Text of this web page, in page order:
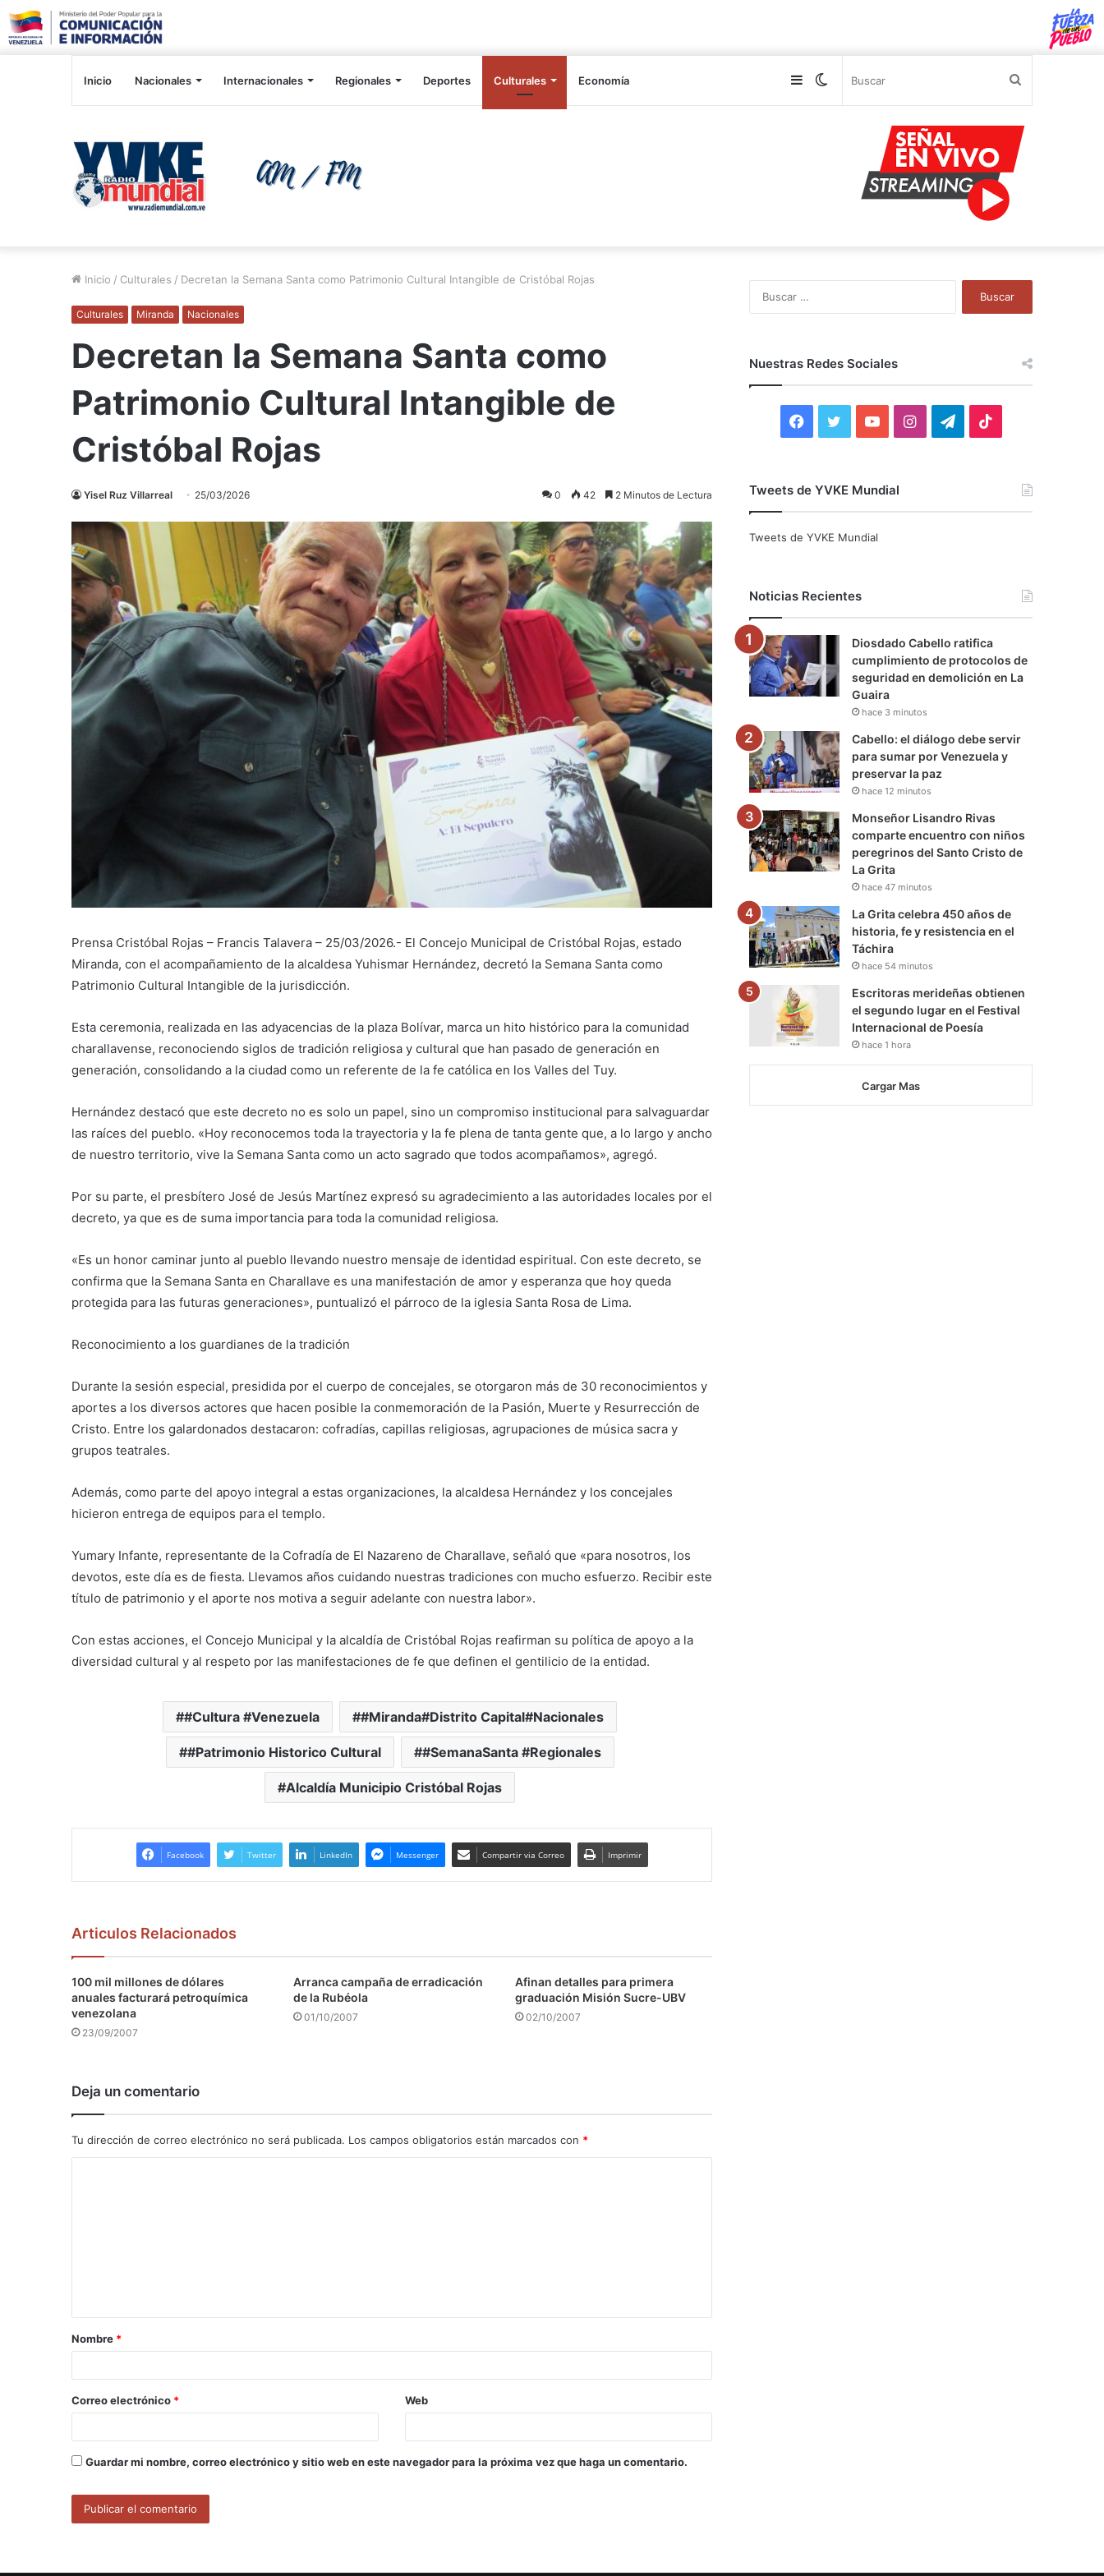
Inicio Nacionales Internacionales Regionales Deportes Culturales Economía Switch
Sidebar
Inicio / Culturales / Decretan la Semana Santa como Patrimonio Cultural Intangible de Cristóbal Rojas
Culturales Miranda Nacionales
Decretan la Semana Santa como
Patrimonio Cultural Intangible de
Cristóbal Rojas
Yisel Ruz Villarreal 25/03/2026 0 42 2 Minutos de Lectura
Prensa Cristóbal Rojas – Francis Talavera – 25/03/2026.- El Concejo Municipal de Cristóbal Rojas, estado
Miranda, con el acompañamiento de la alcaldesa Yuhismar Hernández, decretó la Semana Santa como
Patrimonio Cultural Intangible de la jurisdicción.
Esta ceremonia, realizada en las adyacencias de la plaza Bolívar, marca un hito histórico para la comunidad
charallavense, reconociendo siglos de tradición religiosa y cultural que han pasado de generación en
generación, consolidando a la ciudad como un referente de la fe católica en los Valles del Tuy.
Hernández destacó que este decreto no es solo un papel, sino un compromiso institucional para salvaguardar
las raíces del pueblo. «Hoy reconocemos toda la trayectoria y la fe plena de tanta gente que, a lo largo y ancho
de nuestro territorio, vive la Semana Santa como un acto sagrado que todos acompañamos», agregó.
Por su parte, el presbítero José de Jesús Martínez expresó su agradecimiento a las autoridades locales por el
decreto, ya que es de suma importancia para toda la comunidad religiosa.
«Es un honor caminar junto al pueblo llevando nuestro mensaje de identidad espiritual. Con este decreto, se
confirma que la Semana Santa en Charallave es una manifestación de amor y esperanza que hoy queda
protegida para las futuras generaciones», puntualizó el párroco de la iglesia Santa Rosa de Lima.
Reconocimiento a los guardianes de la tradición
Durante la sesión especial, presidida por el cuerpo de concejales, se otorgaron más de 30 reconocimientos y
aportes a los diversos actores que hacen posible la conmemoración de la Pasión, Muerte y Resurrección de
Cristo. Entre los galardonados destacaron: cofradías, capillas religiosas, agrupaciones de música sacra y
grupos teatrales.
Además, como parte del apoyo integral a estas organizaciones, la alcaldesa Hernández y los concejales
hicieron entrega de equipos para el templo.
Yumary Infante, representante de la Cofradía de El Nazareno de Charallave, señaló que «para nosotros, los
devotos, este día es de fiesta. Llevamos años cuidando nuestras tradiciones con mucho esfuerzo. Recibir este
título de patrimonio y el aporte nos motiva a seguir adelante con nuestra labor».
Con estas acciones, el Concejo Municipal y la alcaldía de Cristóbal Rojas reafirman su política de apoyo a la
diversidad cultural y al respeto por las manifestaciones de fe que definen el gentilicio de la entidad.
#Cultura #Venezuela #Miranda#Distrito Capital#Nacionales
#Patrimonio Historico Cultural #SemanaSanta #Regionales
Alcaldía Municipio Cristóbal Rojas
Facebook Twitter LinkedIn Messenger Compartir via Correo Imprimir
Articulos Relacionados
100 mil millones de dólares
anuales facturará petroquímica
venezolana
23/09/2007
Arranca campaña de erradicación
de la Rubéola
01/10/2007
Afinan detalles para primera
graduación Misión Sucre-UBV
02/10/2007
Deja un comentario
Tu dirección de correo electrónico no será publicada. Los campos obligatorios están marcados con *
a
r
*
Nombre *
Correo electrónico * Web
Guardar mi nombre, correo electrónico y sitio web en este navegador para la próxima vez que haga un comentario.
Nuestras Redes Sociales
F
c
o
k
i
r
Y
u
e
I
r
a
m
T
a
m
Tweets de YVKE Mundial
Tweets de YVKE Mundial
Noticias Recientes
Diosdado Cabello ratifica
cumplimiento de protocolos de
seguridad en demolición en La
Guaira
hace 3 minutos
Cabello: el diálogo debe servir
para sumar por Venezuela y
preservar la paz
hace 12 minutos
Monseñor Lisandro Rivas
comparte encuentro con niños
peregrinos del Santo Cristo de
La Grita
hace 47 minutos
La Grita celebra 450 años de
historia, fe y resistencia en el
Táchira
hace 54 minutos
Escritoras merideñas obtienen
el segundo lugar en el Festival
Internacional de Poesía
hace 1 hora
Cargar Mas